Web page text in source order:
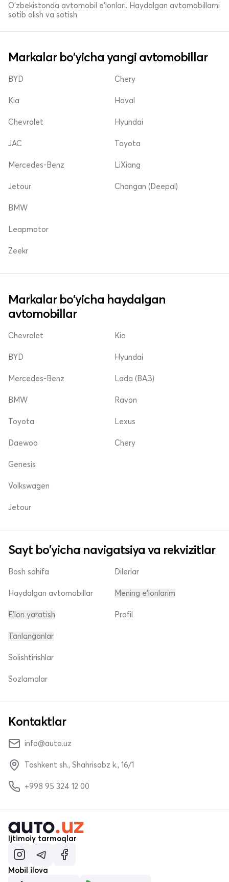
O'zbekistonda avtomobil e’lonlari. Haydalgan avtomobillarni
sotib olish va sotish
Markalar bo'yicha yangi avtomobillar
BYD
Kia
Chevrolet
Chery
Haval
Hyundai
JAC
Mercedes-Benz
Jetour
Toyota
LiXiang
Changan (Deepal)
BMW
Leapmotor
Zeekr
Markalar bo'yicha haydalgan
avtomobillar
Chevrolet
BYD
Mercedes-Benz
Kia
Hyundai
Lada (ВАЗ)
BMW
Toyota
Daewoo
Ravon
Lexus
Chery
Genesis
Volkswagen
Jetour
Sayt bo'yicha navigatsiya va rekvizitlar
Bosh sahifa
Haydalgan avtomobillar
E'lon yaratish
Dilerlar
Mening e'lonlarim
Profil
Tanlanganlar
Solishtirishlar
Sozlamalar
Kontaktlar
info@auto.uz
Toshkent sh., Shahrisabz k., 16/1
+998 95 324 12 00
Ijtimoiy tarmoqlar
Mobil ilova